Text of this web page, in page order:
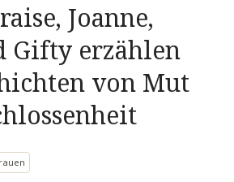
Joanne,
Gifty erzählen
von Mut